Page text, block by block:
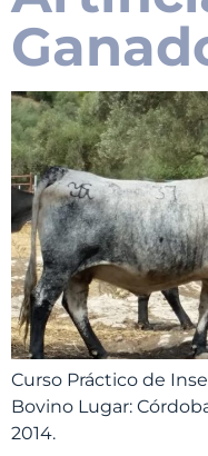
Curso Práctico de
Bovino Lugar:
2014.